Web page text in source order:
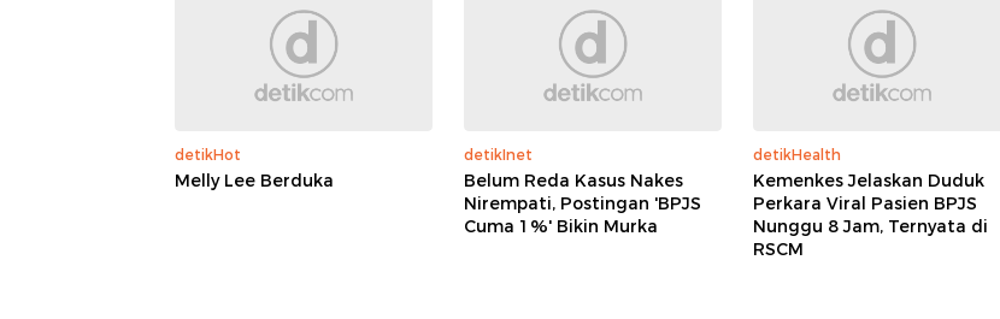
detikHot
Melly Lee Berduka
detikInet
Belum Reda Kasus Nakes
Nirempati, Postingan 'BPJS
Cuma 1%' Bikin Murka
detikHealth
Kemenkes Jelaskan Duduk
Perkara Viral Pasien BPJS
Nunggu 8 Jam, Ternyata di
RSCM